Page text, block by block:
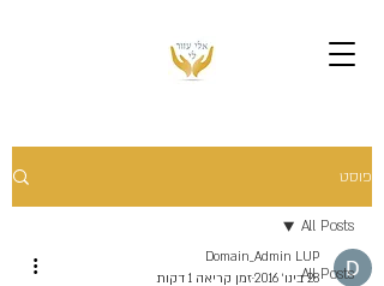
פוסט
All Posts
All Posts
Domain_Admin LUP
28 בינו׳ 2016
זמן קריאה 1 דקות